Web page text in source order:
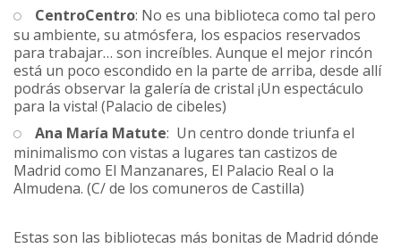
CentroCentro: No es una biblioteca como tal pero
su ambiente, su atmósfera, los espacios reservados
para trabajar… son increíbles. Aunque el mejor rincón
está un poco escondido en la parte de arriba, desde allí
podrás observar la galería de cristal ¡Un espectáculo
para la vista! (Palacio de cibeles)
Ana María Matute: Un centro donde triunfa el
minimalismo con vistas a lugares tan castizos de
Madrid como El Manzanares, El Palacio Real o la
Almudena. (C/ de los comuneros de Castilla)
Estas son las bibliotecas más bonitas de Madrid dónde